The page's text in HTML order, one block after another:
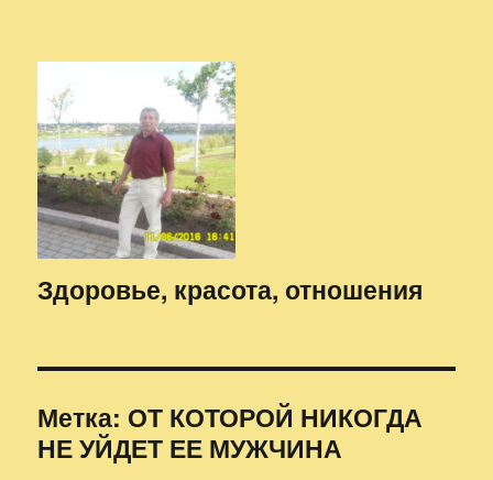
Здоровье, красота, отношения
Метка: ОТ КОТОРОЙ НИКОГДА
НЕ УЙДЕТ ЕЕ МУЖЧИНА